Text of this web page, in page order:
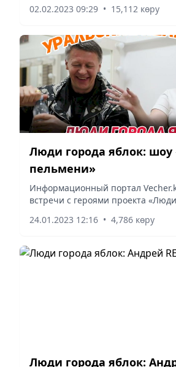
02.02.2023 09:29 • 15,112 көру
Люди города яблок: шоу
пельмени»
Информационный портал
встречи с героями проекта
24.01.2023 12:16 • 4,786 көру
Люди города яблок: